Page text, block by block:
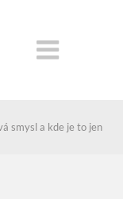
smysl a kde je to jen